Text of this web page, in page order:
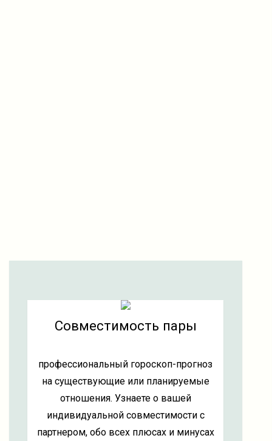
Совместимость пары
профессиональный гороскоп-прогноз
на существующие или планируемые
отношения. Узнаете о вашей
индивидуальной совместимости с
партнером, обо всех плюсах и минусах